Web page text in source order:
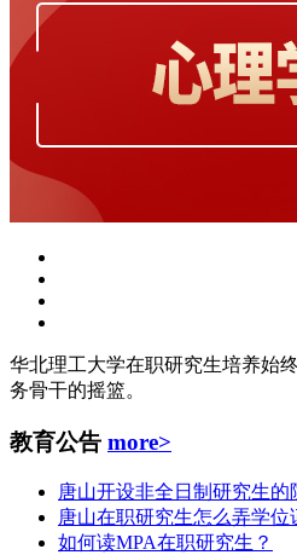
华北理工大学在职研究生培养始
务骨干的摇篮。
教育公告 more>
唐山开设非全日制研究生的
唐山在职研究生怎么弄学位
如何读MPA在职研究生？